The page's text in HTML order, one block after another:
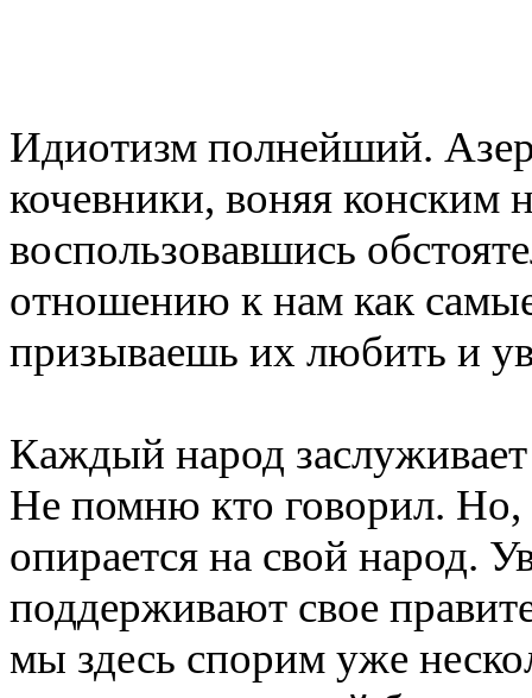
Идиотизм полнейший.
кочевники, воняя конским
воспользовавшись
отношению к нам как
призываешь их любить и
Каждый народ заслуживает
Не помню кто говорил. Но,
опирается на свой народ.
поддерживают свое
мы здесь спорим уже